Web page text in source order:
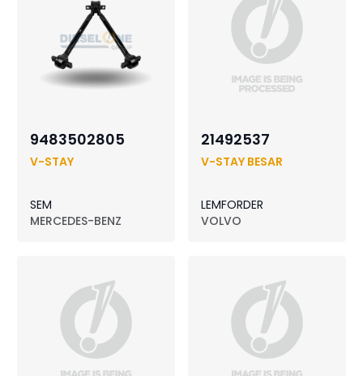
9483502805
V-STAY
SEM
MERCEDES-BENZ
21492537
V-STAY BESAR
LEMFORDER
VOLVO